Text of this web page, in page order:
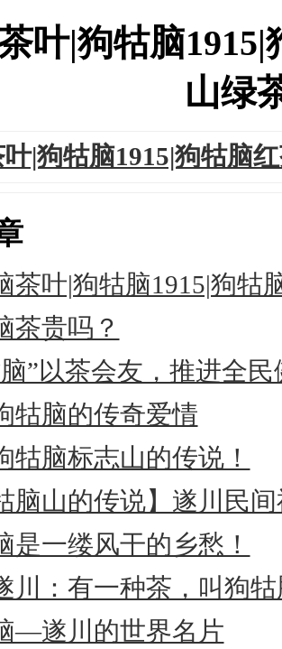
叶|狗牯脑
山绿
|狗牯脑1915|狗牯脑
茶叶|狗牯脑1915|狗牯
茶贵吗？
”以茶会友，推进全
牯脑的传奇爱情
牯脑标志山的传说！
脑山的传说】遂川民
是一缕风干的乡愁！
川：有一种茶，叫狗
—遂川的世界名片